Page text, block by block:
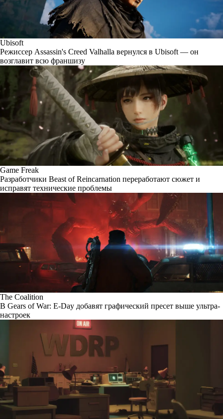
Ubisoft
Режиссер Assassin's Creed Valhalla вернулся в Ubisoft — он
возглавит всю франшизу
Game Freak
Разработчики Beast of Reincarnation переработают сюжет и
исправят технические проблемы
The Coalition
В Gears of War: E-Day добавят графический пресет выше ультра-
настроек